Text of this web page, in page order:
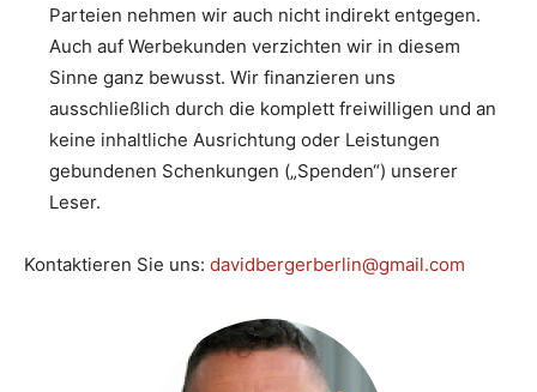
Parteien nehmen wir auch nicht indirekt entgegen.
Auch auf Werbekunden verzichten wir in diesem
Sinne ganz bewusst. Wir finanzieren uns
ausschließlich durch die komplett freiwilligen und an
keine inhaltliche Ausrichtung oder Leistungen
gebundenen Schenkungen („Spenden“) unserer
Leser.
Kontaktieren Sie uns: davidbergerberlin@gmail.com